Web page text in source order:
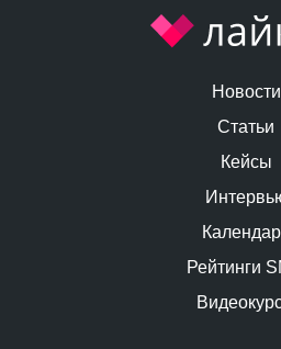
Новости
Статьи
Кейсы
Рейтинги